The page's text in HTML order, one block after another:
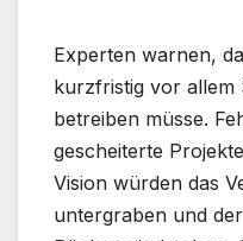
Experten warnen,
kurzfristig vor allem
betreiben müsse.
gescheiterte
Vision würden das
untergraben und